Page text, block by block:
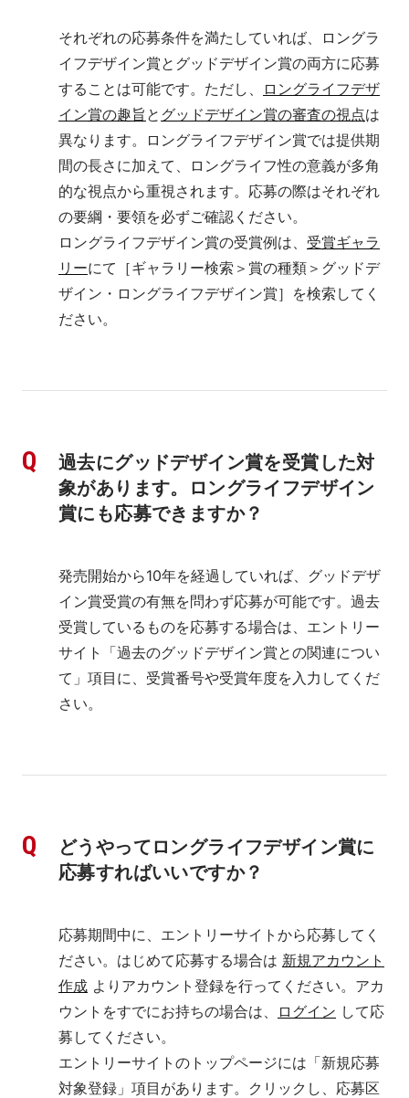
それぞれの応募条件を満たしていれば、ロングラ
イフデザイン賞とグッドデザイン賞の両方に応募
することは可能です。 ただし、
ロングライフデザ
イン賞の趣旨 と グッドデザイン賞の審査の視点は
異なります。
ロングライフデザイン賞では提供期
間の長さに加えて、ロングライフ性の意義が多角
的な視点から重視されます。応募の際はそれぞれ
の要綱・要領を必ずご確認ください。
ロングライフデザイン賞の受賞例は、 受賞ギャラ
リーにて［ギャラリー検索＞賞の種類＞グッドデ
ザイン・ロングライフデザイン賞］を検索してく
ださい。
過去にグッドデザイン賞を受賞した対
象があります。ロングライフデザイン
賞にも応募できますか？
発売開始から10年を経過していれば、グッドデザ
イン賞受賞の有無を問わず応募が可能です。過去
受賞しているものを応募する場合は、エントリー
サイト「過去のグッドデザイン賞との関連につい
て」項目に、受賞番号や受賞年度を入力してくだ
さい。
どうやってロングライフデザイン賞に
応募すればいいですか？
応募期間中に、エントリーサイトから応募してく
ださい。はじめて応募する場合は 新規アカウント
作成 よりアカウント登録を行ってください。アカ
ウントをすでにお持ちの場合は、
ログイン して応
募してください。
エントリーサイトのトップページには「新規応募
対象登録」項目があります。クリックし、応募区